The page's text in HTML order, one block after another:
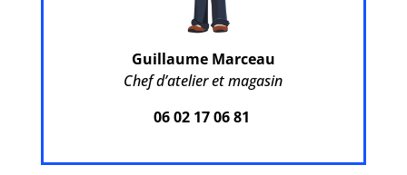
Guillaume Marceau
Chef d’atelier et magasin
06 02 17 06 81